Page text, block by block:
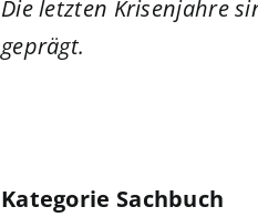
Die letzten Krisenjahre
geprägt.
Kategorie Sachbuch